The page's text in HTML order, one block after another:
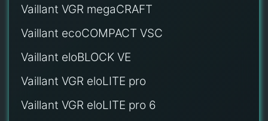
Vaillant VGR megaCRAFT
Vaillant ecoCOMPACT VSC
Vaillant eloBLOCK VE
Vaillant VGR eloLITE pro
Vaillant VGR eloLITE pro 6